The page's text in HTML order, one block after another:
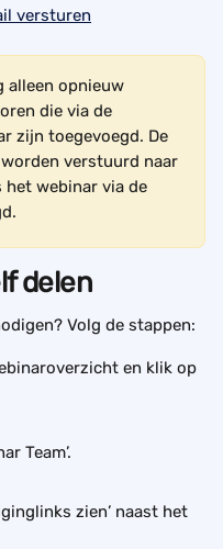
alleen opnieuw
die via de
zijn toegevoegd. De
verstuurd naar
webinar via de
delen
Volg de stappen:
en klik op
Team’.
zien’ naast het